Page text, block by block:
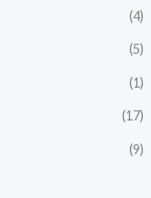
(4)
(5)
(1)
(17)
(9)